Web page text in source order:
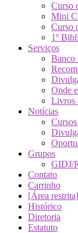
Curso
Mini
Curso
1º
Serviços
Banco
Onde
Livros
Notícias
Grupos
GIDJ/
Contato
Carrinho
[Área restrita]
Histórico
Diretoria
Estatuto